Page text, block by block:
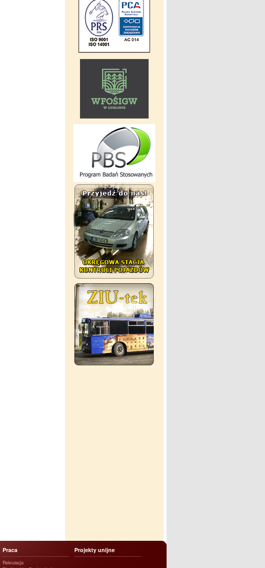
Praca
Rekrutacja
Projekty unijne